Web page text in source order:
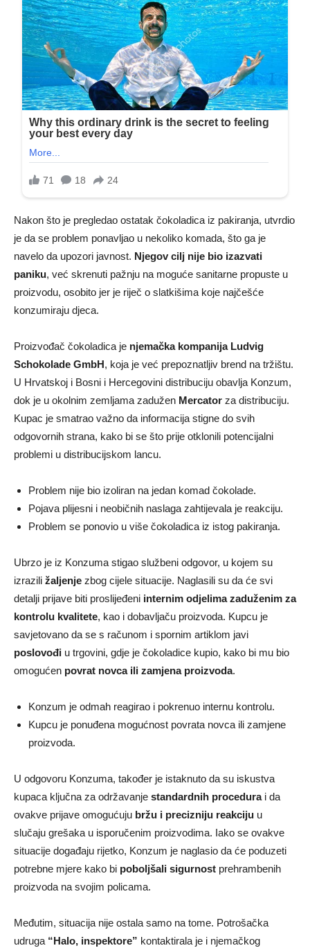
Nakon što je pregledao ostatak čokoladica iz pakiranja, utvrdio
je da se problem ponavljao u nekoliko komada, što ga je
navelo da upozori javnost. Njegov cilj nije bio izazvati
paniku, već skrenuti pažnju na moguće sanitarne propuste u
proizvodu, osobito jer je riječ o slatkišima koje najčešće
konzumiraju djeca.
Proizvođač čokoladica je njemačka kompanija Ludvig
Schokolade GmbH, koja je već prepoznatljiv brend na tržištu.
U Hrvatskoj i Bosni i Hercegovini distribuciju obavlja Konzum,
dok je u okolnim zemljama zadužen Mercator za distribuciju.
Kupac je smatrao važno da informacija stigne do svih
odgovornih strana, kako bi se što prije otklonili potencijalni
problemi u distribucijskom lancu.
Problem nije bio izoliran na jedan komad čokolade.
Pojava plijesni i neobičnih naslaga zahtijevala je reakciju.
Problem se ponovio u više čokoladica iz istog pakiranja.
Ubrzo je iz Konzuma stigao službeni odgovor, u kojem su
izrazili žaljenje zbog cijele situacije. Naglasili su da će svi
detalji prijave biti proslijeđeni internim odjelima zaduženim za
kontrolu kvalitete, kao i dobavljaču proizvoda. Kupcu je
savjetovano da se s računom i spornim artiklom javi
poslovođi u trgovini, gdje je čokoladice kupio, kako bi mu bio
omogućen povrat novca ili zamjena proizvoda.
Konzum je odmah reagirao i pokrenuo internu kontrolu.
Kupcu je ponuđena mogućnost povrata novca ili zamjene
proizvoda.
U odgovoru Konzuma, također je istaknuto da su iskustva
kupaca ključna za održavanje standardnih procedurai da
ovakve prijave omogućuju bržu i precizniju reakciju u
slučaju grešaka u isporučenim proizvodima. Iako se ovakve
situacije događaju rijetko, Konzum je naglasio da će poduzeti
potrebne mjere kako bi poboljšali sigurnost prehrambenih
proizvoda na svojim policama.
Međutim, situacija nije ostala samo na tome. Potrošačka
udruga “Halo, inspektore” kontaktirala je i njemačkog